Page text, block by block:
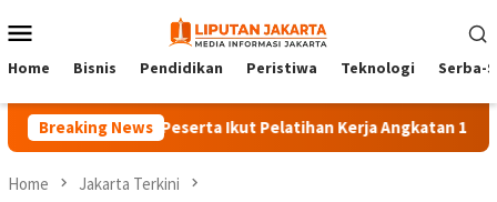
to
Menu
Home Bisnis Pendidikan Peristiwa Teknologi Serba-
Breaking News
140 Peserta Ikut Pelatihan Kerja Angkatan 1 di PPKD
Home Jakarta Terkini